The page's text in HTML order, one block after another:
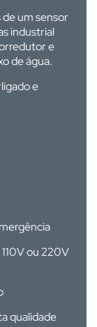
um sensor
industrial
e
de água.
e
ou 220V
qualidade